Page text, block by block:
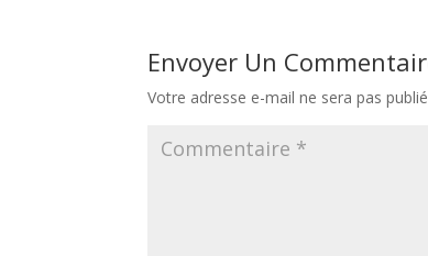
Envoyer Un
Votre adresse e-mail ne sera pas